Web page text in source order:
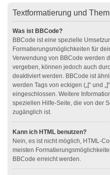
Textformatierung und
Was ist BBCode?
BBCode ist eine spezielle
Formatierungsmöglichkeiten für
Verwendung von BBCode werden
vergeben, können jedoch auch
deaktiviert werden. BBCode ist
werden Tags von eckigen („[“ und
eingeschlossen. Weitere
speziellen Hilfe-Seite, die von der
zugänglich ist.
Kann ich HTML benutzen?
Nein, es ist nicht möglich, HTML-
meisten
BBCode erreicht werden.